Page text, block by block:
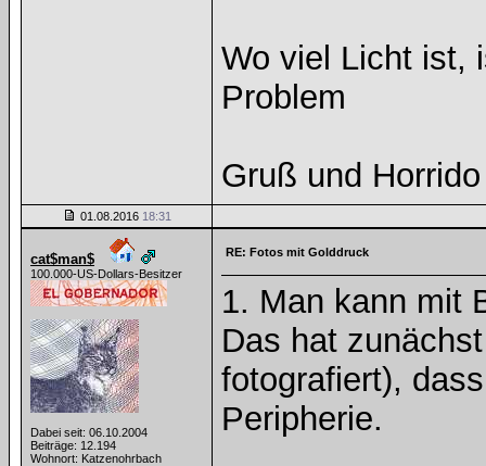
Wo viel Licht ist,
Problem
Gruß und
01.08.2016 18:31
cat$man$
100.000-US-Dollars-Besitzer
Dabei seit: 06.10.2004
Beiträge: 12.194
Wohnort: Katzenohrbach
RE: Fotos mit Golddruck
1. Man kann mit
Das hat
fotografiert),
Peripherie.